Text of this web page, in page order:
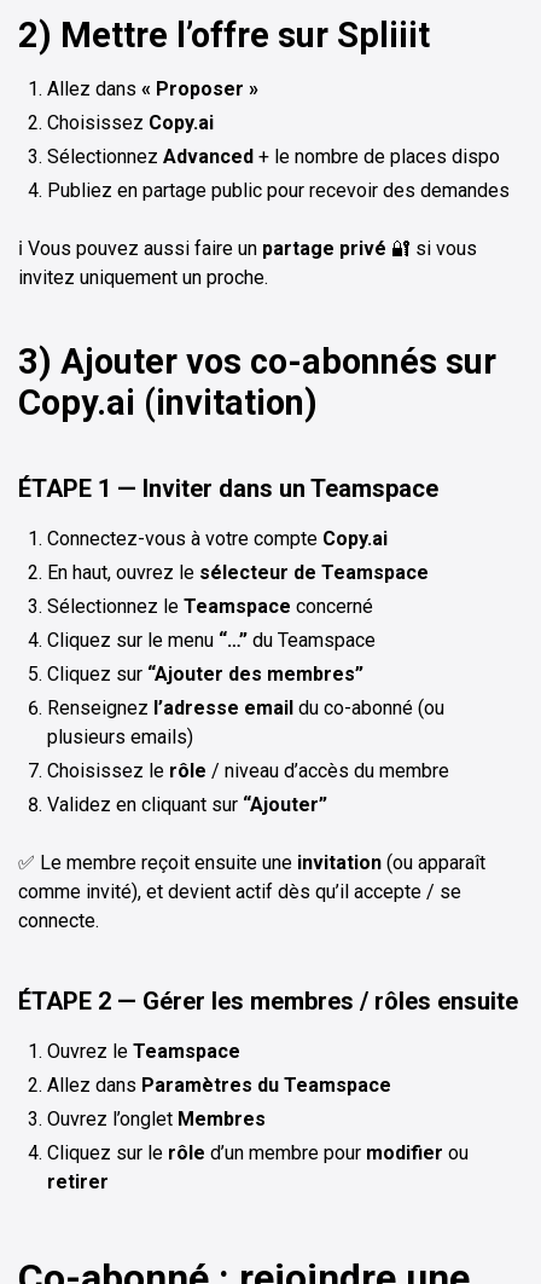
2) Mettre l’offre sur Spliiit
Allez dans « Proposer »
Choisissez Copy.ai
Sélectionnez Advanced + le nombre de places dispo
Publiez en partage public pour recevoir des demandes
ℹ️ Vous pouvez aussi faire un partage privé 🔐 si vous
invitez uniquement un proche.
3) Ajouter vos co-abonnés sur
Copy.ai (invitation)
ÉTAPE 1 — Inviter dans un Teamspace
Connectez-vous à votre compte Copy.ai
En haut, ouvrez le sélecteur de Teamspace
Sélectionnez le Teamspace concerné
Cliquez sur le menu “…” du Teamspace
Cliquez sur “Ajouter des membres”
Renseignez l’adresse email du co-abonné (ou
plusieurs emails)
Choisissez le rôle / niveau d’accès du membre
Validez en cliquant sur “Ajouter”
✅ Le membre reçoit ensuite une invitation (ou apparaît
comme invité), et devient actif dès qu’il accepte / se
connecte.
ÉTAPE 2 — Gérer les membres / rôles ensuite
Ouvrez le Teamspace
Allez dans Paramètres du Teamspace
Ouvrez l’onglet Membres
Cliquez sur le rôle d’un membre pour modifier ou
retirer